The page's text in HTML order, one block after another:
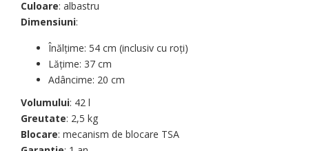
Culoare: albastru
Dimensiuni:
Înălțime: 54 cm (inclusiv cu roți)
Lățime: 37 cm
Adâncime: 20 cm
Volumului: 42 l
Greutate: 2,5 kg
Blocare: mecanism de blocare TSA